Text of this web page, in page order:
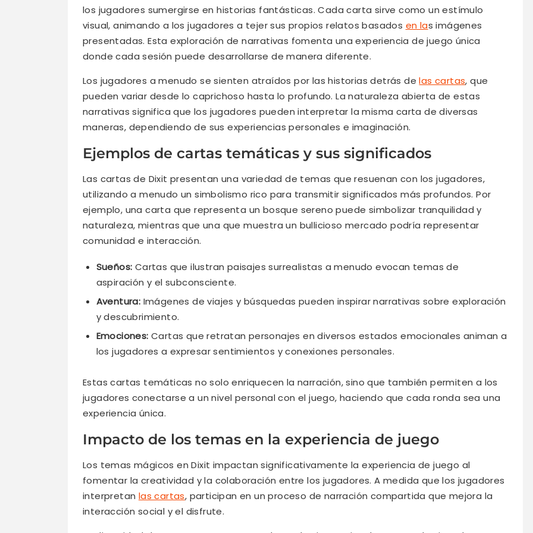
los jugadores sumergirse en historias fantásticas. Cada carta sirve como un estímulo
visual, animando a los jugadores a tejer sus propios relatos basados en las imágenes
presentadas. Esta exploración de narrativas fomenta una experiencia de juego única
donde cada sesión puede desarrollarse de manera diferente.
Los jugadores a menudo se sienten atraídos por las historias detrás delas cartas, que
pueden variar desde lo caprichoso hasta lo profundo. La naturaleza abierta de estas
narrativas significa que los jugadores pueden interpretar la misma carta de diversas
maneras, dependiendo de sus experiencias personales e imaginación.
Ejemplos de cartas temáticas y sus significados
Las cartas de Dixit presentan una variedad de temas que resuenan con los jugadores,
utilizando a menudo un simbolismo rico para transmitir significados más profundos. Por
ejemplo, una carta que representa un bosque sereno puede simbolizar tranquilidad y
naturaleza, mientras que una que muestra un bullicioso mercado podría representar
comunidad e interacción.
Sueños: Cartas que ilustran paisajes surrealistas a menudo evocan temas de
aspiración y el subconsciente.
Aventura: Imágenes de viajes y búsquedas pueden inspirar narrativas sobre exploración
y descubrimiento.
Emociones: Cartas que retratan personajes en diversos estados emocionales animan a
los jugadores a expresar sentimientos y conexiones personales.
Estas cartas temáticas no solo enriquecen la narración, sino que también permiten a los
jugadores conectarse a un nivel personal con el juego, haciendo que cada ronda sea una
experiencia única.
Impacto de los temas en la experiencia de juego
Los temas mágicos en Dixit impactan significativamente la experiencia de juego al
fomentar la creatividad y la colaboración entre los jugadores. A medida que los jugadores
interpretan las cartas, participan en un proceso de narración compartida que mejora la
interacción social y el disfrute.